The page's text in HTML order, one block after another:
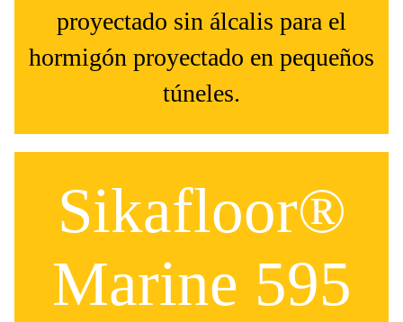
proyectado sin álcalis para el
hormigón proyectado en pequeños
túneles.
Sikafloor®
Marine 595